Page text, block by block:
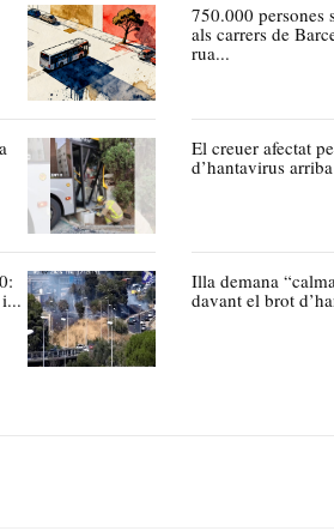
750.000 persones
als carrers de
rua...
El creuer afectat
d’hantavirus
Illa demana
davant el brot